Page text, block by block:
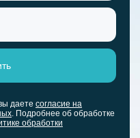
даете согласие на
. Подробнее об обработке
обработки